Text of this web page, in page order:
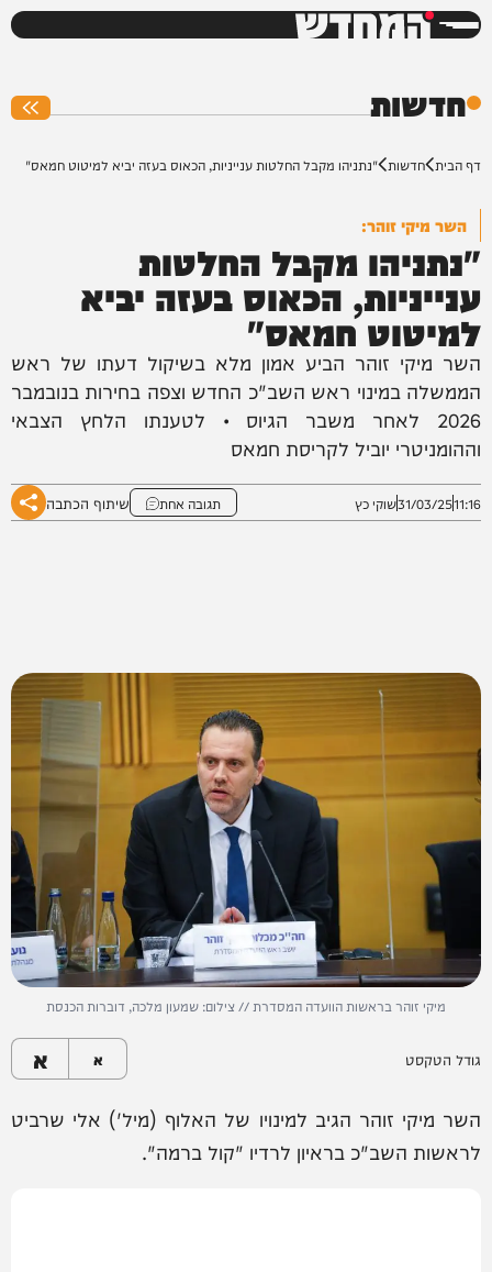
המחדש
חדשות
דף הבית חדשות "נתניהו מקבל החלטות ענייניות, הכאוס בעזה יביא למיטוט חמאס"
השר מיקי זוהר:
"נתניהו מקבל החלטות
ענייניות, הכאוס בעזה יביא
למיטוט חמאס"
השר מיקי זוהר הביע אמון מלא בשיקול דעתו של ראש
הממשלה במינוי ראש השב"כ החדש וצפה בחירות בנובמבר
2026 לאחר משבר הגיוס • לטענתו הלחץ הצבאי
וההומניטרי יוביל לקריסת חמאס
11:16
31/03/25שוקי כץ תגובה אחת שיתוף הכתבה
מיקי זוהר בראשות הוועדה המסדרת // צילום: שמעון מלכה, דוברות הכנסת
גודל הטקסט א א
השר מיקי זוהר הגיב למינויו של האלוף (מיל') אלי שרביט
לראשות השב"כ בראיון לרדיו "קול ברמה".